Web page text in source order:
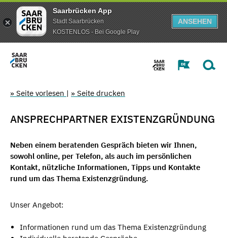
Saarbrücken App
Stadt Saarbrücken
KOSTENLOS - Bei Google Play
ANSEHEN
» Seite vorlesen | » Seite drucken
ANSPRECHPARTNER EXISTENZGRÜNDUNG
Neben einem beratenden Gespräch bieten wir Ihnen,
sowohl online, per Telefon, als auch im persönlichen
Kontakt, nützliche Informationen, Tipps und Kontakte
rund um das Thema Existenzgründung.
Unser Angebot:
Informationen rund um das Thema Existenzgründung